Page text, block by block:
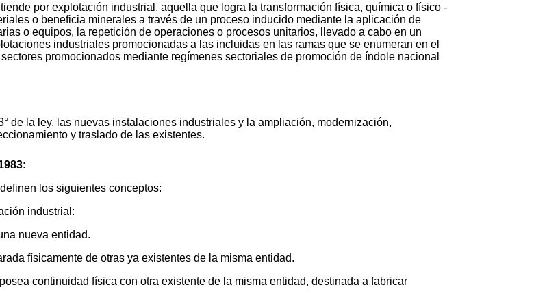
por explotación industrial, aquella que logra la transformación física, química o físico -
o beneficia minerales a través de un proceso inducido mediante la aplicación de
o equipos, la repetición de operaciones o procesos unitarios, llevado a cabo en un
industriales promocionadas a las incluidas en las ramas que se enumeran en el
promocionados mediante regímenes sectoriales de promoción de índole nacional
de la ley, las nuevas instalaciones industriales y la ampliación, modernización,
y traslado de las existentes.
los siguientes conceptos:
industrial:
nueva entidad.
físicamente de otras ya existentes de la misma entidad.
continuidad física con otra existente de la misma entidad, destinada a fabricar